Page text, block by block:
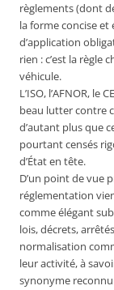
règlements (dont
la forme concise
d’application
rien : c’est la règle
véhicule.
L’ISO, l’AFNOR,
beau lutter contre
d’autant plus que
pourtant censés
d’État en tête.
D’un point de vue
réglementation
comme élégant
lois, décrets,
normalisation
leur activité, à
synonyme